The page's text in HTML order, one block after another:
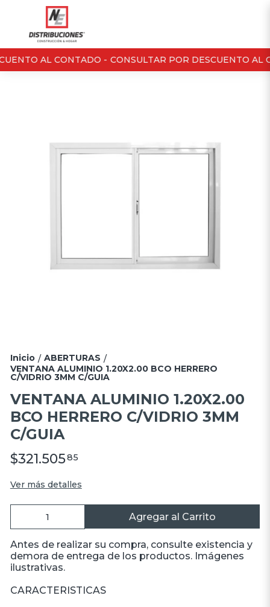
AL CONTADO - CONSULTAR POR DESCUENTO AL
Inicio / ABERTURAS /
VENTANA ALUMINIO 1.20X2.00 BCO HERRERO
C/VIDRIO 3MM C/GUIA
VENTANA ALUMINIO 1.20X2.00
BCO HERRERO C/VIDRIO 3MM
C/GUIA
$321.50585
Ver más detalles
Agregar al Carrito
Antes de realizar su compra, consulte existencia y
demora de entrega de los productos. Imágenes
ilustrativas.
CARACTERISTICAS